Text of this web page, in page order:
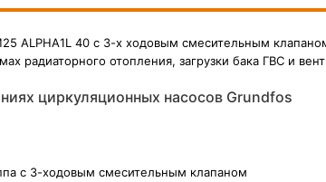
ALPHA1L 40 с 3-х ходовым смесительным
радиаторного отопления, загрузки бака ГВС и
циркуляционных насосов Grundfos
с 3-ходовым смесительным клапаном